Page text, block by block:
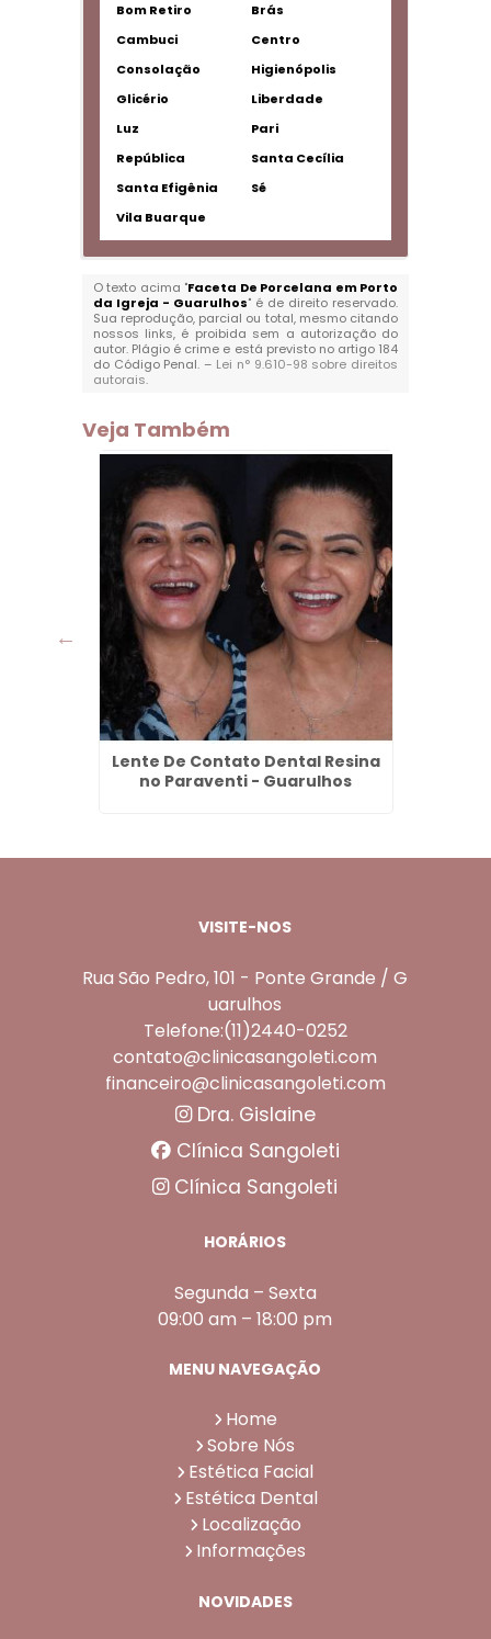
Bom Retiro
Brás
Cambuci
Centro
Consolação
Higienópolis
Glicério
Liberdade
Luz
Pari
República
Santa Cecília
Santa Efigênia
Sé
Vila Buarque
O texto acima "Faceta De Porcelana em Porto
da Igreja - Guarulhos" é de direito reservado.
Sua reprodução, parcial ou total, mesmo citando
nossos links, é proibida sem a autorização do
autor. Plágio é crime e está previsto no artigo 184
do Código Penal. – Lei n° 9.610-98 sobre direitos
autorais.
Veja Também
Lente De Contato Dental Resina
no Paraventi - Guarulhos
VISITE-NOS
Rua São Pedro, 101 - Ponte Grande / G
uarulhos
Telefone:(11)2440-0252
contato@clinicasangoleti.com
financeiro@clinicasangoleti.com
Dra. Gislaine
Clínica Sangoleti
Clínica Sangoleti
HORÁRIOS
Segunda – Sexta
09:00 am – 18:00 pm
MENU NAVEGAÇÃO
Home
Sobre Nós
Estética Facial
Estética Dental
Localização
Informações
NOVIDADES